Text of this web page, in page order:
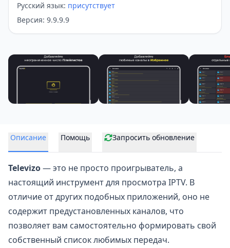
Русский язык: присутствует
Версия: 9.9.9.9
Описание Помощь Запросить обновление
Televizo— это не просто проигрыватель, а
настоящий инструмент для просмотра IPTV. В
отличие от других подобных приложений, оно не
содержит предустановленных каналов, что
позволяет вам самостоятельно формировать свой
собственный список любимых передач.